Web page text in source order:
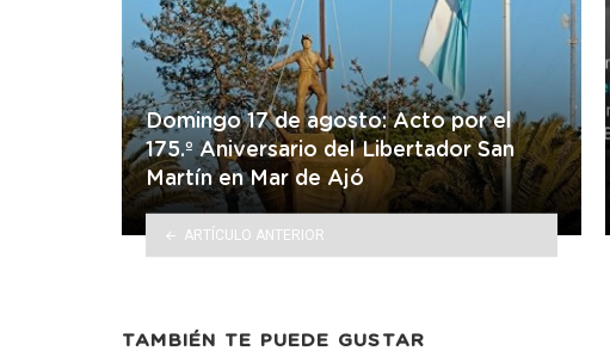
Domingo 17 de agosto: Acto por el
175.º Aniversario del Libertador San
Martín en Mar de Ajó
ARTÍCULO ANTERIOR
TAMBIÉN TE PUEDE GUSTAR